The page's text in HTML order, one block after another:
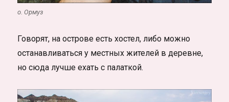
о. Ормуз
Говорят, на острове есть хостел, либо можно
останавливаться у местных жителей в деревне,
но сюда лучше ехать с палаткой.